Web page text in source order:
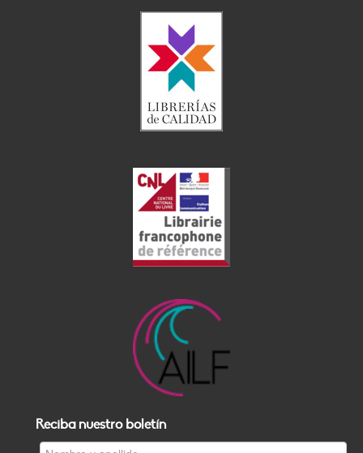
Reciba nuestro boletín